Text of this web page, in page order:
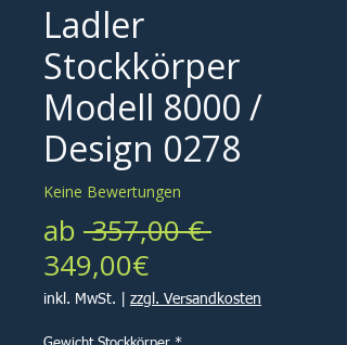
Ladler
Stockkörper
Modell 8000 /
Design 0278
Keine Bewertungen
ab 357,00 €
349,00€Sale-
Preis
inkl. MwSt. zzgl. Versandkosten